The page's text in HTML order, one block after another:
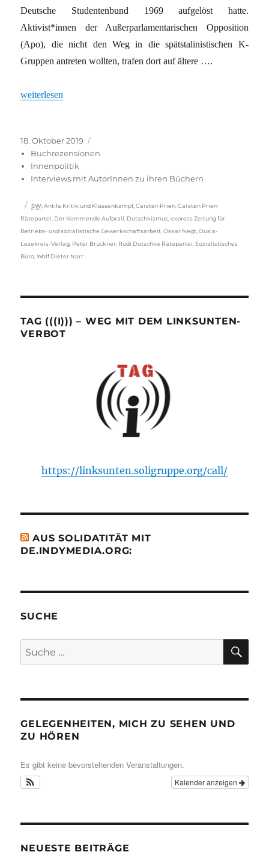
Deutsche Studentenbund 1969 aufgelöst hatte.
Aktivist*innen der Außerparlamentarischen Opposition
(Apo), die nicht den Weg in die spätstalinistischen K-
Gruppen antreten wollten, trafen dort auf ältere ….
„Räte, Netz, Partei“
weiterlesen
Veröffentlicht
am
18. Oktober 2019
Buchrezensionen
Innenpolitik
Interviews mit AutorInnen zu ihren Büchern
Schlagwörter
SW: Antifa Kritik und Klassenkampf,Carsten Prien ,Carsten Prien
Rätepartei Der Kommende Aufprall Dutschkismus ,express Zeitung für
Betriebs- und sozialistische Gewerkschaftsarbeit ,Oskar Negt ,Ousia-
Lesekreis-Verlag Peter Brückner Rudi Dutschke Rätepartei ,Sozialistisches
Büro ,Wolf Dieter Narr
TAG (((I))) – WEG MIT DEM LINKSUNTEN-
VERBOT
https://linksunten.soligruppe.org/call/
AUS SOLIDATITÄT MIT
DE.INDYMEDIA.ORG:
SUCHE
Suche
nach:
GELEGENHEITEN, MICH ZU SEHEN UND
ZU HÖREN
Es gibt keine bevorstehenden Veranstaltungen.
Kalender anzeigen
NEUESTE BEITRÄGE